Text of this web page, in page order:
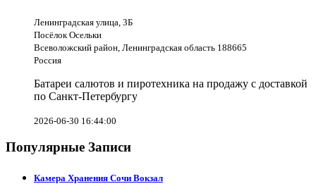
Ленинградская улица, 3Б
Посёлок Осельки
Всеволожский район, Ленинградская область 188665
Россия
Батареи салютов и пиротехника на продажу с доставкой
по Санкт-Петербургу
2026-06-30 16:44:00
Популярные Записи
Камера Хранения Сочи Вокзал